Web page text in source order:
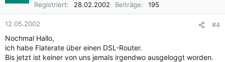
Registriert
28.02.2002 Beiträge 195
12.05.2002 #4
Nochmal Hallo,
ich habe Flaterate über einen DSL-Router.
Bis jetzt ist keiner von uns jemals irgendwo ausgeloggt worden.